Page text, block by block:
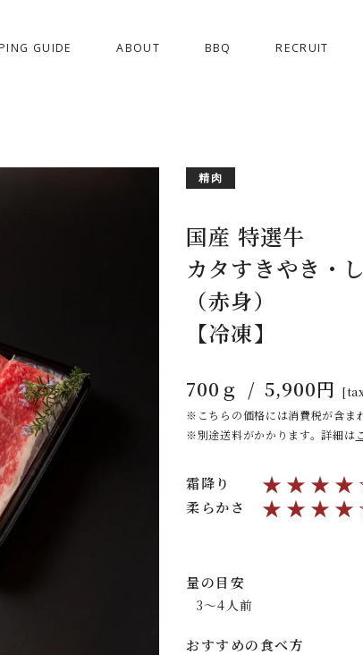
GUIDE ABOUT BBQ RECRUIT
精肉
国産 特選牛
カタすきやき・
（赤身）
【冷凍】
700ｇ 5,900円
こちらの価格には消費税が含ま
別途送料がかかります。詳細は
霜降り
柔らかさ
量の目安
3～4人前
おすすめの食べ方